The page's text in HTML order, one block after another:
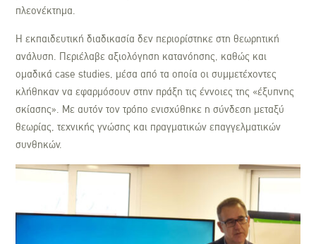
πλεονέκτημα.
Η εκπαιδευτική διαδικασία δεν περιορίστηκε στη θεωρητική
ανάλυση. Περιέλαβε αξιολόγηση κατανόησης, καθώς και
ομαδικά case studies, μέσα από τα οποία οι συμμετέχοντες
κλήθηκαν να εφαρμόσουν στην πράξη τις έννοιες της «έξυπνης
σκίασης». Με αυτόν τον τρόπο ενισχύθηκε η σύνδεση μεταξύ
θεωρίας, τεχνικής γνώσης και πραγματικών επαγγελματικών
συνθηκών.